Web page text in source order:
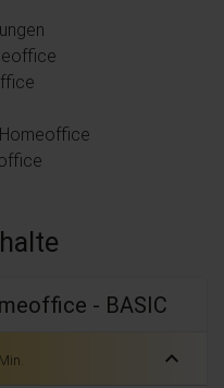
- BASIC
expand_less